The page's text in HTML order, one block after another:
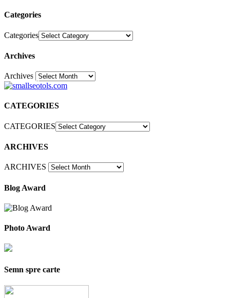
Categories
Categories
Archives
Archives30
CATEGORIES
CATEGORIES
ARCHIVES
ARCHIVES
Blog Award
Photo Award
Semn spre carte